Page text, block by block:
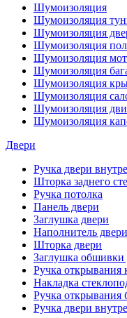
Шумоизоляция
Шумоизоляция
Шумоизоляция
Шумоизоляция
Шумоизоляция
Шумоизоляция
Шумоизоляция
Шумоизоляция
Шумоизоляция
Шумоизоляция
Двери
Ручка двери
Шторка заднего
Ручка потолка
Панель двери
Заглушка двери
Наполнитель двери
Шторка двери
Заглушка обшивки
Ручка открывания
Накладка
Ручка открывания
Ручка двери